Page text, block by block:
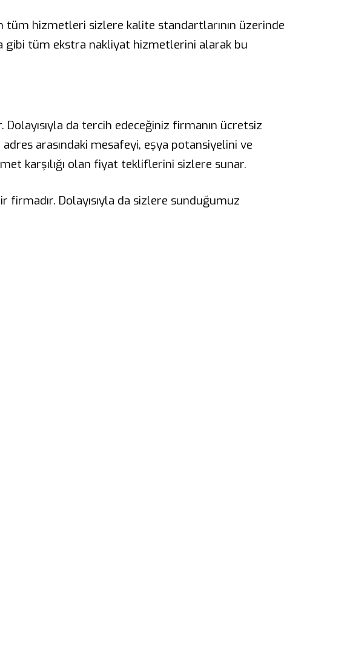
tüm hizmetleri sizlere kalite standartlarının üzerinde
gibi tüm ekstra nakliyat hizmetlerini alarak bu
da tercih edeceğiniz firmanın ücretsiz
adres arasındaki mesafeyi, eşya potansiyelini ve
karşılığı olan fiyat tekliflerini sizlere sunar.
Dolayısıyla da sizlere sunduğumuz